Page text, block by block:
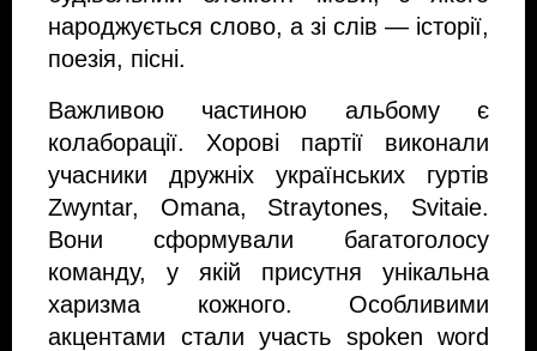
народжується слово, а зі слів — історії,
поезія, пісні.
Важливою частиною альбому є
колаборації. Хорові партії виконали
учасники дружніх українських гуртів
Zwyntar, Omana, Straytones, Svitaie.
Вони сформували багатоголосу
команду, у якій присутня унікальна
харизма кожного. Особливими
акцентами стали участь spoken word